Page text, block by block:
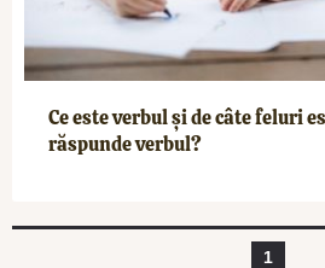
Ce este verbul și de câte feluri
răspunde verbul?
1